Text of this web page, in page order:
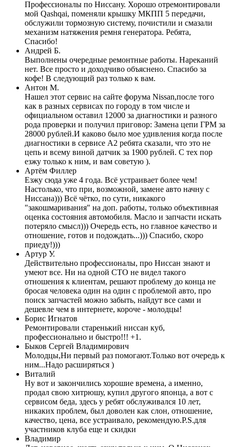
Профессионалы по Ниссану. Хорошо отремонтировали
мой Qashqai, поменяли крышку МКПП 5 передачи,
обслужили тормозную систему, почистили и смазали
механизм натяжения ремня генератора. Ребята,
Спасибо!
Андрей Б.
Выполнены очередные ремонтные работы. Нареканий
нет. Все просто и доходчиво объяснено. Спасибо за
кофе! В следующий раз только к вам.
Антон М.
Нашел этот сервис на сайте форума Nissan,после того
как в разных сервисах по городу в том числе и
официальном оставил 12000 за диагностики и разного
рода проверки и получил приговор: Замена цепи ГРМ за
28000 рублей.И каково было мое удивления когда после
диагностики в сервисе А2 ребята сказали, что это не
цепь и всему виной датчик за 1900 рублей. С тех пор
езжу только к ним, и вам советую ).
Артём Филлер
Езжу сюда уже 4 года. Всё устраивает более чем!
Настолько, что при, возможной, замене авто начну с
Ниссана))) Всё чётко, по сути, никакого
"закошмаривания" на доп. работы, только объективная
оценка состояния автомобиля. Масло и запчасти искать
потеряло смысл))) Очередь есть, но главное качество и
отношение, готов и подождать...))) Спасибо, скоро
приеду!)))
Артур У.
Действительно профессионалы, про Ниссан знают и
умеют все. Ни на одной СТО не видел такого
отношения к клиентам, решают проблему до конца не
бросая человека один на один с проблемой авто, про
поиск запчастей можно забыть, найдут все сами и
дешевле чем в интернете, короче - молодцы!
Борис Игнатов
Ремонтировали старенький ниссан куб,
профессионально и быстро!!! +1.
Быков Сергей Владимирович
Молодцы,Ни первый раз помогают.Только вот очередь к
ним...Надо расширяться )
Виталий
Ну вот и закончились хорошие времена, а именно,
продал свою хитрюшу, купил другого японца, а вот с
сервисом беда, здесь у ребят обслуживался 10 лет,
никаких проблем, был доволен как слон, отношение,
качество, цена, все устраивало, рекомендую.P.S.для
участников клуба еще и скидки
Владимир